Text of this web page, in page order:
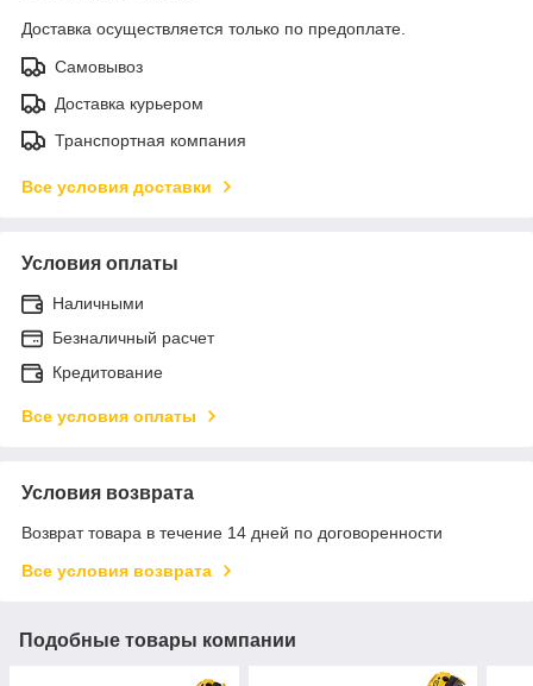
Доставка осуществляется только по предоплате.
Самовывоз
Доставка курьером
Транспортная компания
Все условия доставки
Условия оплаты
Наличными
Безналичный расчет
Кредитование
Все условия оплаты
Условия возврата
Возврат товара в течение 14 дней по договоренности
Все условия возврата
Подобные товары компании